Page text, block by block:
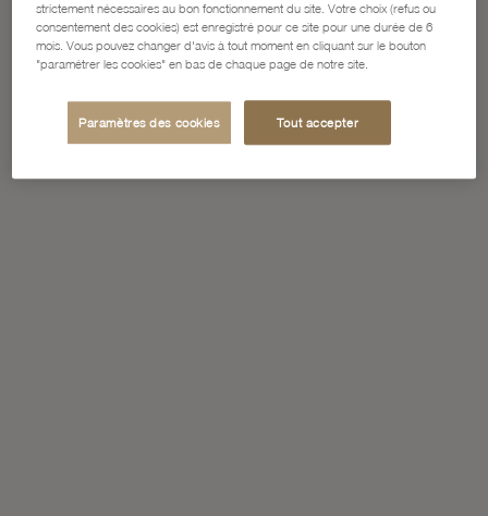
strictement nécessaires au bon fonctionnement du site. Votre choix (refus ou
consentement des cookies) est enregistré pour ce site pour une durée de 6
mois. Vous pouvez changer d'avis à tout moment en cliquant sur le bouton
"paramétrer les cookies" en bas de chaque page de notre site.
Paramètres des cookies Tout accepter